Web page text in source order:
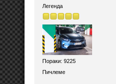
Легенда
Пораки: 9225
Пичлеме